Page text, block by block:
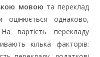
мовою та переклад
оцінюється однаково,
вартість перекладу
кілька факторів: